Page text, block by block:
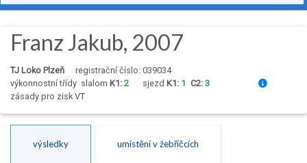
Franz Jakub, 2007
TJ Loko Plzeň
registrační číslo: 039034
výkonnostní třídy slalom K1: 2 sjezd K1: 1 C2: 3
zásady pro zisk VT
výsledky umístění v žebříčcích